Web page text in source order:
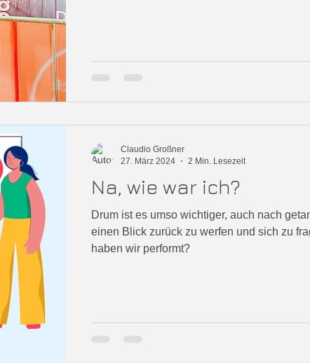
Na, wie war ich?
Drum ist es umso wichtiger, auch nach
einen Blick zurück zu werfen und sich zu
haben wir performt?
Claudio Großner
27. März 2024
2 Min. Lesezeit